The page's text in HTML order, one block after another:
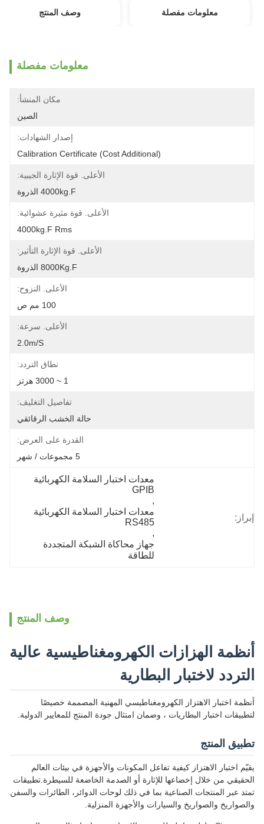
معلومات مفصلة وصف المنتج
معلومات مفصلة
مكان المنشأ:
الصين
إصدار الشهادات:
Calibration Certificate (Cost Additional)
الأعلى. قوة الإثارة الجيبية:
4000kg.f الذروة
الأعلى. قوة مثيرة عشوائية:
4000kg.f Rms
الأعلى. قوة الإثارة التأثير:
8000Kg.f الذروة
الأعلى. النزوح:
100 مم ص
الأعلى. سرعة:
2.0m/s
نطاق التردد:
تفاصيل التغليف:
حالة الخشب الرقائقي
القدرة على العرض:
5 مجموعات / شهر
إبراز:
معدات اختبار السلامة الكهربائية
GPIB
,
معدات اختبار السلامة الكهربائية
RS485
,
جهاز محاكاة الشبكة المتجددة
للطاقة
وصف المنتج
أنظمة الهزازات الكهرومغناطيسية عالية
التردد لاختبار البطارية
أنظمة اختبار الاهتزاز الكهرومغناطيسي المهنية المصممة خصيصًا
لتطبيقات اختبار البطاريات ، وضمان امتثال جودة المنتج للمعايير الدولية.
تطبيق المنتج
يقيّم اختبار الاهتزاز كيفية تفاعل المكونات والأجهزة في بيئات العالم
الحقيقي من خلال إخضاعها للإثارة أو الصدمة الخاضعة للسيطرة.تطبيقات
تمتد عبر المنتجات الصناعية بما في ذلك لوحات الدوائر، الطائرات والسفن
والصواريخ والصواريخ والسيارات والأجهزة المنزلية.